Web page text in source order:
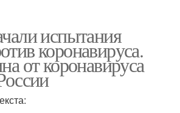
испытания
коронавируса.
от коронавируса